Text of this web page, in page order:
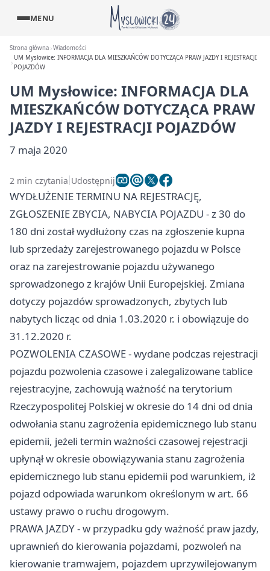
MENU
Strona główna Wiadomości
UM Mysłowice: INFORMACJA DLA MIESZKAŃCÓW DOTYCZĄCA PRAW JAZDY I REJESTRACJI
POJAZDÓW
UM Mysłowice: INFORMACJA DLA
MIESZKAŃCÓW DOTYCZĄCA PRAW
JAZDY I REJESTRACJI POJAZDÓW
7 maja 2020
2 min czytania Udostępnij
WYDŁUŻENIE TERMINU NA REJESTRACJĘ,
ZGŁOSZENIE ZBYCIA, NABYCIA POJAZDU - z 30 do
180 dni został wydłużony czas na zgłoszenie kupna
lub sprzedaży zarejestrowanego pojazdu w Polsce
oraz na zarejestrowanie pojazdu używanego
sprowadzonego z krajów Unii Europejskiej. Zmiana
dotyczy pojazdów sprowadzonych, zbytych lub
nabytych licząc od dnia 1.03.2020 r. i obowiązuje do
31.12.2020 r.
POZWOLENIA CZASOWE - wydane podczas rejestracji
pojazdu pozwolenia czasowe i zalegalizowane tablice
rejestracyjne, zachowują ważność na terytorium
Rzeczypospolitej Polskiej w okresie do 14 dni od dnia
odwołania stanu zagrożenia epidemicznego lub stanu
epidemii, jeżeli termin ważności czasowej rejestracji
upłynął w okresie obowiązywania stanu zagrożenia
epidemicznego lub stanu epidemii pod warunkiem, iż
pojazd odpowiada warunkom określonym w art. 66
ustawy prawo o ruchu drogowym.
PRAWA JAZDY - w przypadku gdy ważność praw jazdy,
uprawnień do kierowania pojazdami, pozwoleń na
kierowanie tramwajem, pojazdem uprzywilejowanym